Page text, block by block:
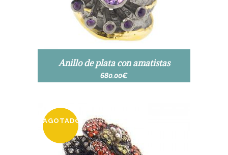
Anillo de plata con amatistas
680.00€
AGOTADO